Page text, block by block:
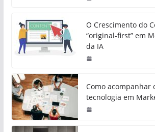
O Crescimento do
“original-first” em
da IA
Como acompanhar
tecnologia em